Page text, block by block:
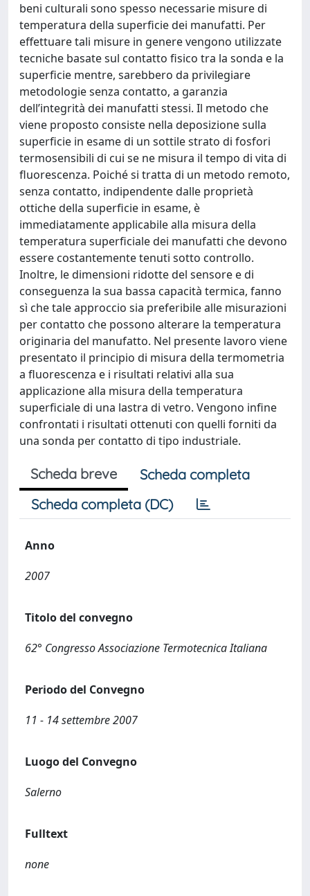
beni culturali sono spesso necessarie misure di
temperatura della superficie dei manufatti. Per
effettuare tali misure in genere vengono utilizzate
tecniche basate sul contatto fisico tra la sonda e la
superficie mentre, sarebbero da privilegiare
metodologie senza contatto, a garanzia
dell’integrità dei manufatti stessi. Il metodo che
viene proposto consiste nella deposizione sulla
superficie in esame di un sottile strato di fosfori
termosensibili di cui se ne misura il tempo di vita di
fluorescenza. Poiché si tratta di un metodo remoto,
senza contatto, indipendente dalle proprietà
ottiche della superficie in esame, è
immediatamente applicabile alla misura della
temperatura superficiale dei manufatti che devono
essere costantemente tenuti sotto controllo.
Inoltre, le dimensioni ridotte del sensore e di
conseguenza la sua bassa capacità termica, fanno
sì che tale approccio sia preferibile alle misurazioni
per contatto che possono alterare la temperatura
originaria del manufatto. Nel presente lavoro viene
presentato il principio di misura della termometria
a fluorescenza e i risultati relativi alla sua
applicazione alla misura della temperatura
superficiale di una lastra di vetro. Vengono infine
confrontati i risultati ottenuti con quelli forniti da
una sonda per contatto di tipo industriale.
Scheda breve
Scheda completa
Scheda completa (DC)
Anno
2007
Titolo del convegno
62° Congresso Associazione Termotecnica Italiana
Periodo del Convegno
11 - 14 settembre 2007
Luogo del Convegno
Salerno
Fulltext
none